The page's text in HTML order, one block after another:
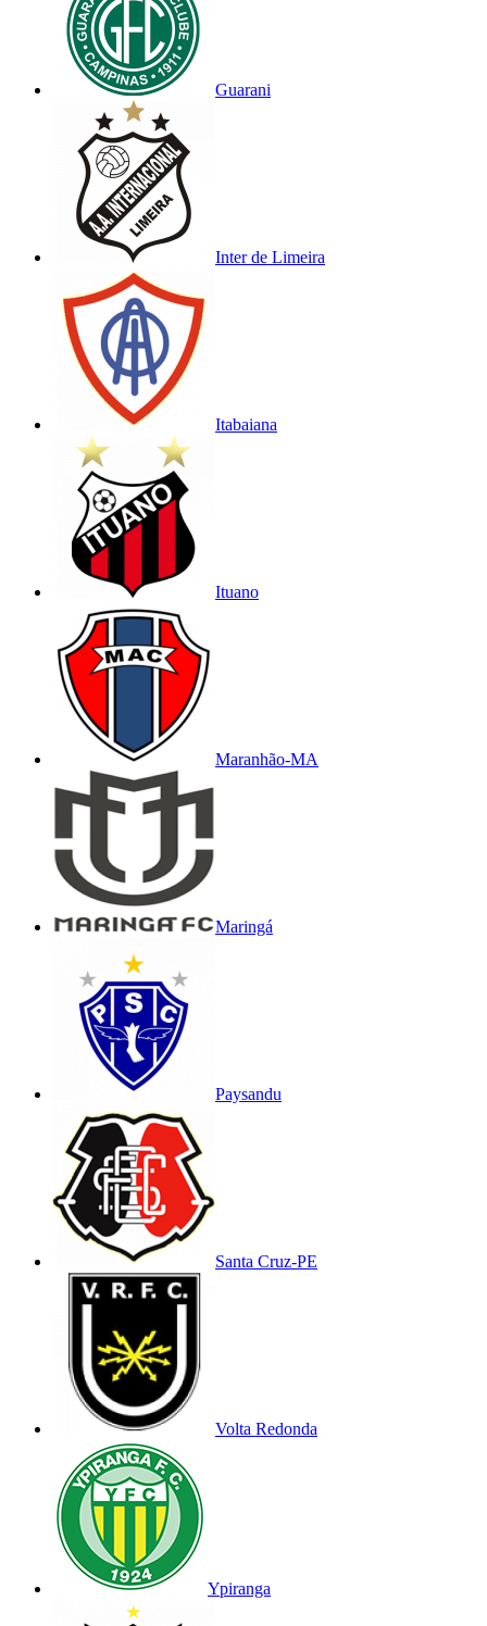
Guarani
Inter de Limeira
Itabaiana
Ituano
Maranhão-MA
Maringá
Paysandu
Santa Cruz-PE
Volta Redonda
Ypiranga